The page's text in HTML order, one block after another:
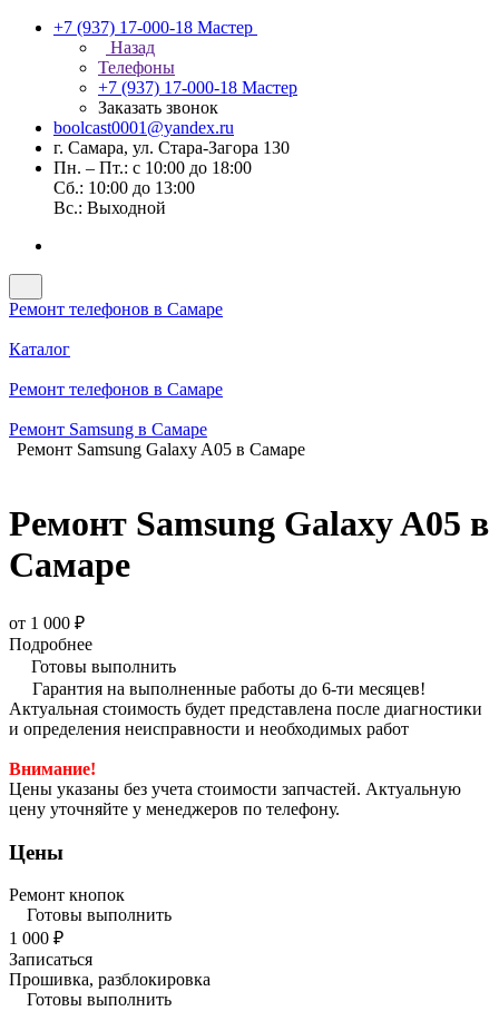
+7 (937) 17-000-18 Мастер
Назад
Телефоны
+7 (937) 17-000-18 Мастер
Заказать звонок
boolcast0001@yandex.ru
г. Самара, ул. Стара-Загора 130
Пн. – Пт.: с 10:00 до 18:00
Сб.: 10:00 до 13:00
Вс.: Выходной
Ремонт телефонов в Самаре
Каталог
Ремонт телефонов в Самаре
Ремонт Samsung в Самаре
Ремонт Samsung Galaxy A05 в Самаре
Ремонт Samsung Galaxy A05 в
Самаре
от 1 000 ₽
Подробнее
Готовы выполнить
Гарантия на выполненные работы до 6-ти месяцев!
Актуальная стоимость будет представлена после диагностики
и определения неисправности и необходимых работ
Внимание!
Цены указаны без учета стоимости запчастей. Актуальную
цену уточняйте у менеджеров по телефону.
Цены
Ремонт кнопок
Готовы выполнить
1 000 ₽
Записаться
Прошивка, разблокировка
Готовы выполнить